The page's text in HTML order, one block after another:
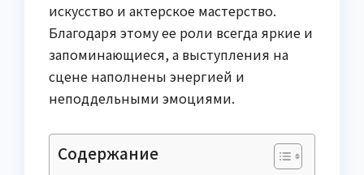
искусство и актерское мастерство.
Благодаря этому ее роли всегда яркие и
запоминающиеся, а выступления на
сцене наполнены энергией и
неподдельными эмоциями.
Содержание